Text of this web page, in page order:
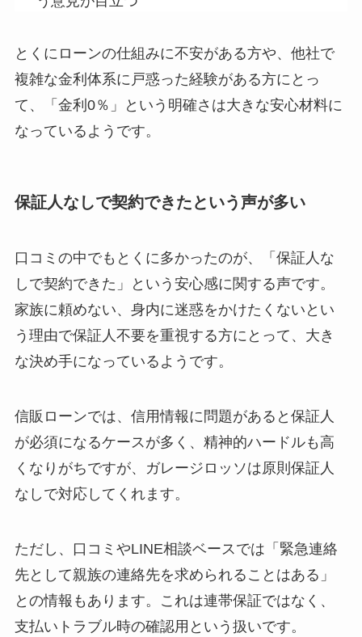
とくにローンの仕組みに不安がある方や、他社で
複雑な金利体系に戸惑った経験がある方にとっ
て、
「金利0％」という明確さは大きな安心材料に
なっているようです。
保証人なしで契約できたという声が多い
口コミの中でもとくに多かったのが、
「保証人な
しで契約できた」という安心感に関する声です。
家族に頼めない、身内に迷惑をかけたくないとい
う理由で保証人不要を重視する方にとって、大き
な決め手になっているようです。
信販ローンでは、信用情報に問題があると保証人
が必須になるケースが多く、精神的ハードルも高
くなりがちですが、ガレージロッソは原則保証人
なしで対応してくれます。
ただし、口コミやLINE相談ベースでは 「緊急連絡
先として親族の連絡先を求められることはある」
との情報もあります。これは連帯保証ではなく、
支払いトラブル時の確認用という扱いです。